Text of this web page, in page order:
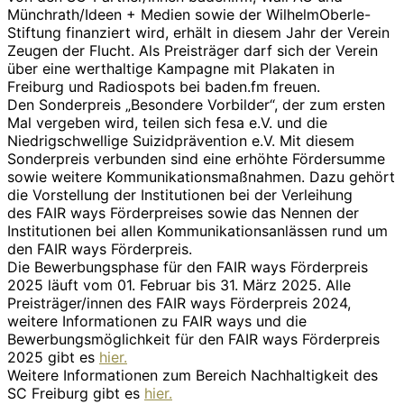
Münchrath/Ideen + Medien sowie der WilhelmOberle-
Stiftung finanziert wird, erhält in diesem Jahr der Verein
Zeugen der Flucht. Als Preisträger darf sich der Verein
über eine werthaltige Kampagne mit Plakaten in
Freiburg und Radiospots bei baden.fm freuen.
Den Sonderpreis „Besondere Vorbilder“, der zum ersten
Mal vergeben wird, teilen sich fesa e.V. und die
Niedrigschwellige Suizidprävention e.V. Mit diesem
Sonderpreis verbunden sind eine erhöhte Fördersumme
sowie weitere Kommunikationsmaßnahmen. Dazu gehört
die Vorstellung der Institutionen bei der Verleihung
des FAIR ways Förderpreises sowie das Nennen der
Institutionen bei allen Kommunikationsanlässen rund um
den FAIR ways Förderpreis.
Die Bewerbungsphase für den FAIR ways Förderpreis
2025 läuft vom 01. Februar bis 31. März 2025. Alle
Preisträger/innen des FAIR ways Förderpreis 2024,
weitere Informationen zu FAIR ways und die
Bewerbungsmöglichkeit für den FAIR ways Förderpreis
2025 gibt es hier.
Weitere Informationen zum Bereich Nachhaltigkeit des
SC Freiburg gibt es hier.